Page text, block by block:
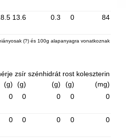
13.6 0.3 0 84
(?) és 100g alapanyagra vonatkoznak
(g)
zsír
(g)
szénhidrát
(g)
rost
(g)
koleszterin
(mg)
0 0 0 0 0
0 0 0 0 0